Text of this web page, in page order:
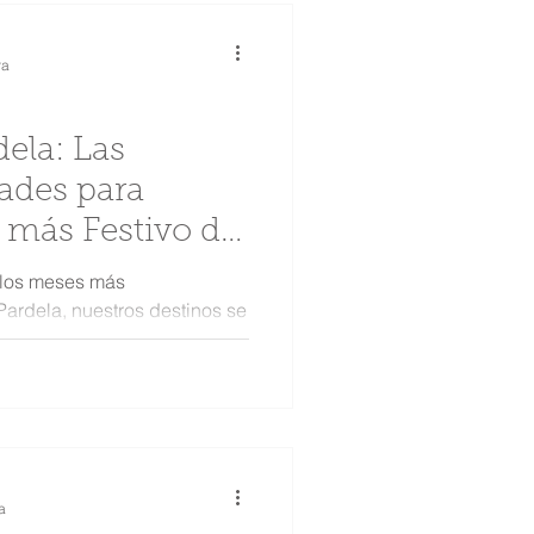
Las
para
Festivo del
meses más
nuestros destinos se